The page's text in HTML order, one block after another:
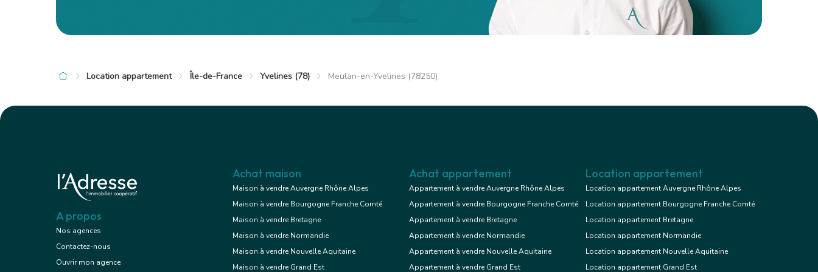
à 9 km de Meulan-en-Yvelines
450 € Appartement
Voir le bien
à 9 km de Meulan-en-Yvelines
890 € Appartement
Meublé
Avec jardin, terrasse
Voir le bien
Location appartement Île-de-France Yvelines (78) Meulan-en-Yvelines (78250)
A propos
Nos agences
Contactez-nous
Ouvrir mon agence
Achat maison
Maison à vendre Auvergne Rhône Alpes
Maison à vendre Bourgogne Franche Comté
Maison à vendre Bretagne
Maison à vendre Normandie
Maison à vendre Nouvelle Aquitaine
Maison à vendre Grand Est
Achat appartement
Appartement à vendre Auvergne Rhône Alpes
Appartement à vendre Bourgogne Franche Comté
Appartement à vendre Bretagne
Appartement à vendre Normandie
Appartement à vendre Nouvelle Aquitaine
Appartement à vendre Grand Est
Location appartement
Location appartement Auvergne Rhône Alpes
Location appartement Bourgogne Franche Comté
Location appartement Bretagne
Location appartement Normandie
Location appartement Nouvelle Aquitaine
Location appartement Grand Est